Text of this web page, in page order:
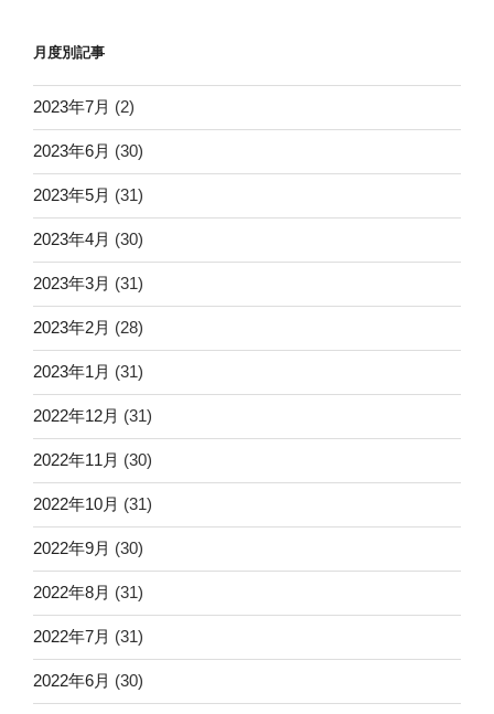
月度別記事
2023年7月 (2)
2023年6月 (30)
2023年5月 (31)
2023年4月 (30)
2023年3月 (31)
2023年2月 (28)
2023年1月 (31)
2022年12月 (31)
2022年11月 (30)
2022年10月 (31)
2022年9月 (30)
2022年8月 (31)
2022年7月 (31)
2022年6月 (30)